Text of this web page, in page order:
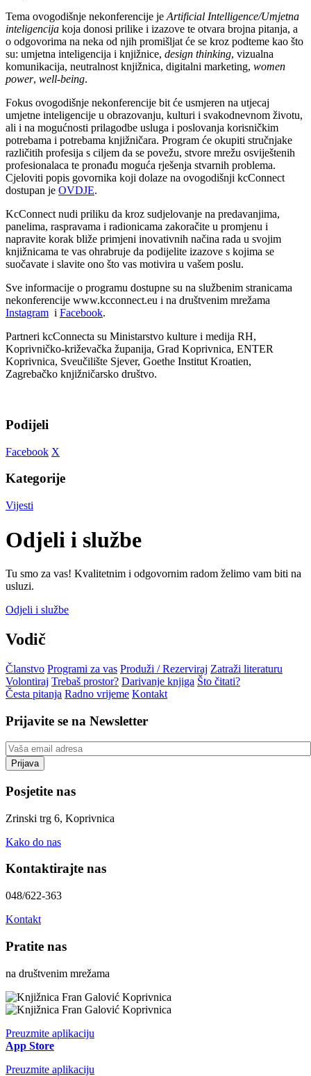
Tema ovogodišnje nekonferencije je Artificial Intelligence/Umjetna
inteligencija koja donosi prilike i izazove te otvara brojna pitanja, a
o odgovorima na neka od njih promišljat će se kroz podteme kao što
su: umjetna inteligencija i knjižnice, design thinking, vizualna
komunikacija, neutralnost knjižnica, digitalni marketing, women
power, well-being.
Fokus ovogodišnje nekonferencije bit će usmjeren na utjecaj
umjetne inteligencije u obrazovanju, kulturi i svakodnevnom životu,
ali i na mogućnosti prilagodbe usluga i poslovanja korisničkim
potrebama i potrebama knjižničara. Program će okupiti stručnjake
različitih profesija s ciljem da se povežu, stvore mrežu osviještenih
profesionalaca te pronađu moguća rješenja stvarnih problema.
Cjeloviti popis govornika koji dolaze na ovogodišnji kcConnect
dostupan je OVDJE.
KcConnect nudi priliku da kroz sudjelovanje na predavanjima,
panelima, raspravama i radionicama zakoračite u promjenu i
napravite korak bliže primjeni inovativnih načina rada u svojim
knjižnicama te vas ohrabruje da podijelite izazove s kojima se
suočavate i slavite ono što vas motivira u vašem poslu.
Sve informacije o programu dostupne su na službenim stranicama
nekonferencije www.kcconnect.eu i na društvenim mrežama
Instagram i Facebook.
Partneri kcConnecta su Ministarstvo kulture i medija RH,
Koprivničko-križevačka županija, Grad Koprivnica, ENTER
Koprivnica, Sveučilište Sjever, Goethe Institut Kroatien,
Zagrebačko knjižničarsko društvo.
Podijeli
Facebook X
Kategorije
Vijesti
Odjeli i službe
Tu smo za vas! Kvalitetnim i odgovornim radom želimo vam biti na
usluzi.
Odjeli i službe
Vodič
Članstvo Programi za vas Produži / Rezerviraj Zatraži literaturu
Volontiraj Trebaš prostor? Darivanje knjiga Što čitati?
Česta pitanja Radno vrijeme Kontakt
Prijavite se na Newsletter
Posjetite nas
Zrinski trg 6, Koprivnica
Kako do nas
Kontaktirajte nas
048/622-363
Kontakt
Pratite nas
na društvenim mrežama
Preuzmite aplikaciju
App Store
Preuzmite aplikaciju